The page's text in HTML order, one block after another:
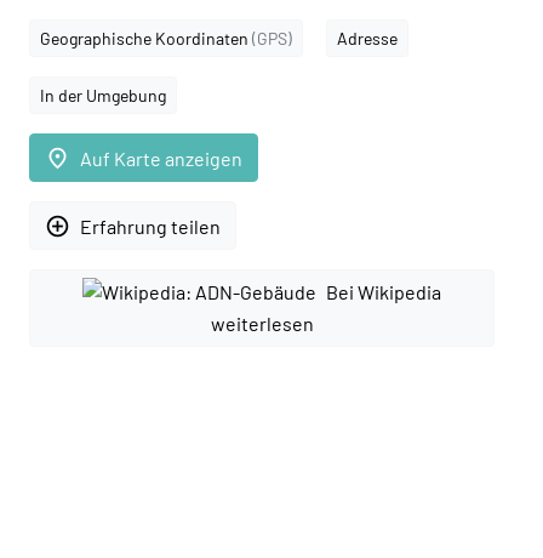
Geographische Koordinaten (GPS) Adresse
In der Umgebung
place Auf Karte anzeigen
add_circle_outline Erfahrung teilen
Bei Wikipedia
weiterlesen